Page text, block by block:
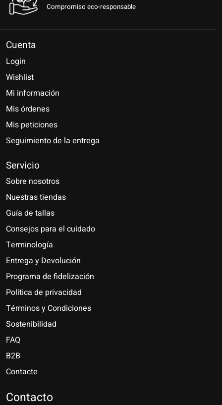
Compromiso eco-responsable
Cuenta
Login
Wishlist
Mi información
Mis órdenes
Mis peticiones
Seguimiento de la entrega
Servicio
Sobre nosotros
Nuestras tiendas
Guía de tallas
Consejos para el cuidado
Terminología
Entrega y Devolución
Programa de fidelización
Política de privacidad
Términos y Condiciones
Sostenibilidad
FAQ
B2B
Contacte
Contacto